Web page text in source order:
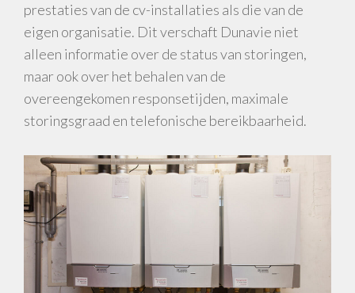
prestaties van de cv-installaties als die van de
eigen organisatie. Dit verschaft Dunavie niet
alleen informatie over de status van storingen,
maar ook over het behalen van de
overeengekomen responsetijden, maximale
storingsgraad en telefonische bereikbaarheid.